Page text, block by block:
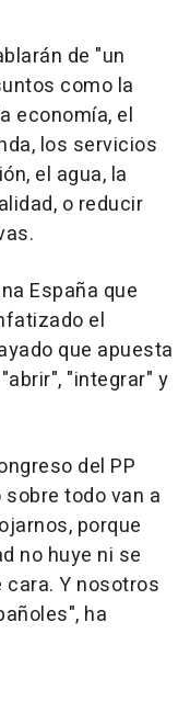
de "un
como la
economía, el
los servicios
el agua, la
o reducir
España que
el
que apuesta
"integrar" y
del PP
todo van a
porque
no huye ni se
cara. Y nosotros
ha